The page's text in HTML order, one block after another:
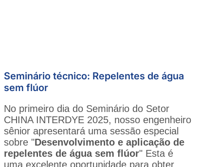
Seminário técnico: Repelentes de água
sem flúor
No primeiro dia do Seminário do Setor
CHINA INTERDYE 2025, nosso engenheiro
sênior apresentará uma sessão especial
sobre "Desenvolvimento e aplicação de
repelentes de água sem flúor" Esta é
uma excelente oportunidade para obter